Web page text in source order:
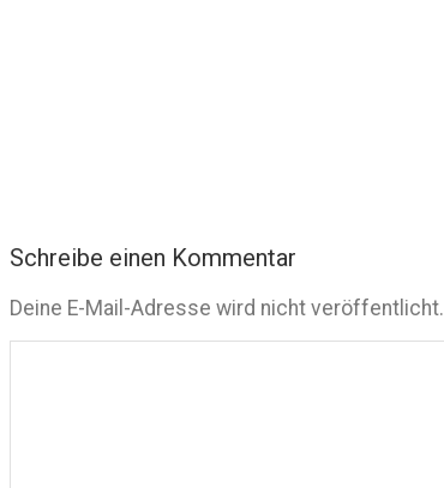
Schreibe einen Kommentar
Deine E-Mail-Adresse wird nicht veröffentlicht.